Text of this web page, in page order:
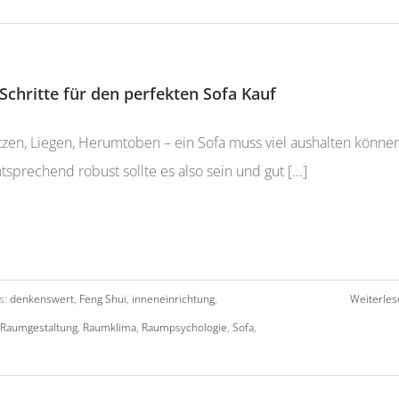
für den perfekten Sofa Kauf
Liegen, Herumtoben – ein Sofa muss viel aushalten
robust sollte es also sein und gut [...]
denkenswert, Feng Shui, inneneinrichtung,
Raumgestaltung, Raumklima, Raumpsychologie, Sofa,